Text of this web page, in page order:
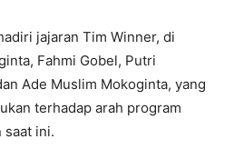
jajaran Tim Winner, di
Fahmi Gobel, Putri
Ade Muslim Mokoginta, yang
terhadap arah program
saat ini.